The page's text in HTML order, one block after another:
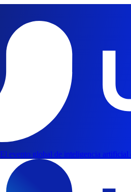
El evento global de inteligencia artificial